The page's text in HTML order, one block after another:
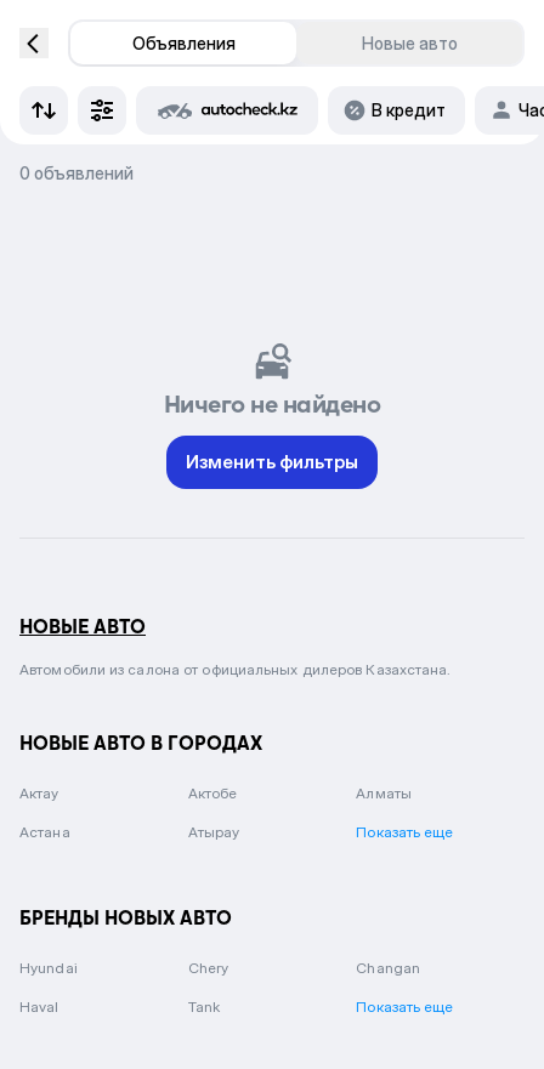
Объявления Новые авто
В кредит
0 объявлений
Ничего не найдено
Изменить фильтры
НОВЫЕ АВТО
Автомобили из салона от официальных дилеров Казахстана.
НОВЫЕ АВТО В ГОРОДАХ
Актау Актобе Алматы
Астана Атырау Показать еще
БРЕНДЫ НОВЫХ АВТО
Hyundai Chery Changan
Haval Tank Показать еще